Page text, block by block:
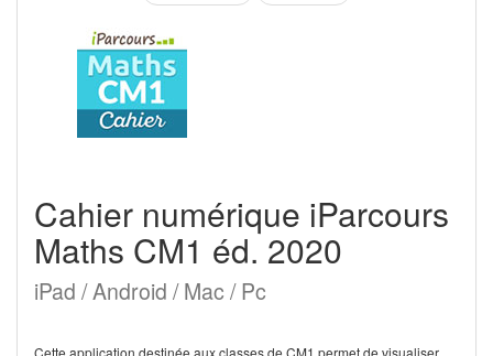
Cahier numérique iParcours
Maths CM1 éd. 2020
iPad / Android / Mac / Pc
Cette application destinée aux classes de CM1 permet de visualiser